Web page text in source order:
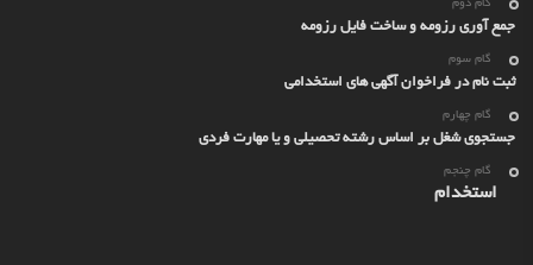
گام دوم
جمع آوری رزومه و ساخت فایل رزومه
گام سوم
ثبت نام در فراخوان آگهی های استخدامی
گام چهارم
جستجوی شغل بر اساس رشته تحصیلی و یا مهارت فردی
گام چنجم
استخدام